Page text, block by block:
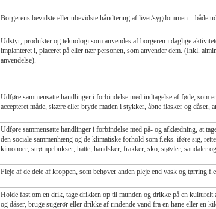
Borgerens bevidste eller ubevidste håndtering af livet/sygdommen – både
Udstyr, produkter og teknologi som anvendes af borgeren i daglige
implanteret i, placeret på eller nær personen, som anvender dem. (Inkl.
anvendelse).
Udføre sammensatte handlinger i forbindelse med indtagelse af føde, som
accepteret måde, skære eller bryde maden i stykker, åbne flasker og dåser,
Udføre sammensatte handlinger i forbindelse med på- og afklædning, at
den sociale sammenhæng og de klimatiske forhold som f.eks. iføre sig,
kimonoer, strømpebukser, hatte, handsker, frakker, sko, støvler, sandaler
Pleje af de dele af kroppen, som behøver anden pleje end vask og tørring
Holde fast om en drik, tage drikken op til munden og drikke på en
og dåser, bruge sugerør eller drikke af rindende vand fra en hane eller en